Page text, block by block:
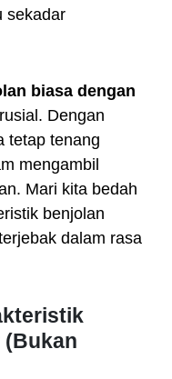
sekadar
biasa dengan
Dengan
tetap tenang
mengambil
Mari kita bedah
benjolan
dalam rasa
(Bukan